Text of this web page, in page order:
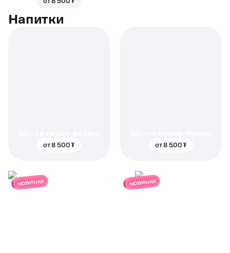
Напитки
от8 500 ₮ от8 500 ₮
новинка новинка